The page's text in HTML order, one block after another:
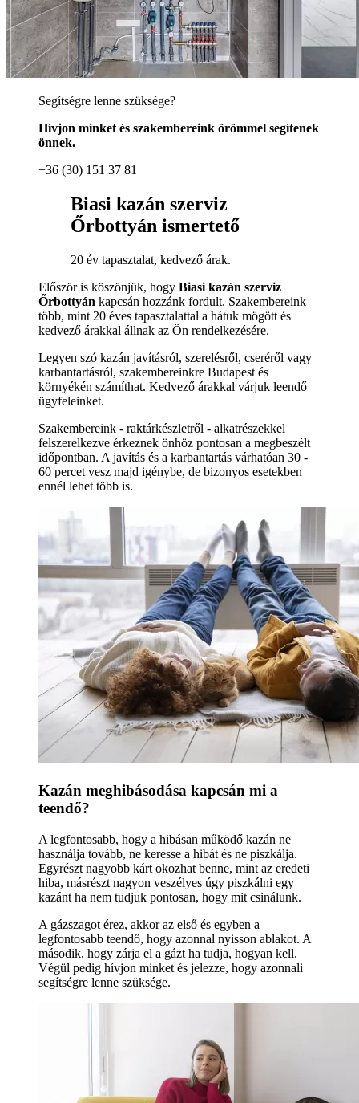
Segítségre lenne szüksége?
Hívjon minket és szakembereink örömmel segítenek
önnek.
+36 (30) 151 37 81
Biasi kazán szerviz
Őrbottyán ismertető
20 év tapasztalat, kedvező árak.
Először is köszönjük, hogy Biasi kazán szerviz
Őrbottyán kapcsán hozzánk fordult. Szakembereink
több, mint 20 éves tapasztalattal a hátuk mögött és
kedvező árakkal állnak az Ön rendelkezésére.
Legyen szó kazán javításról, szerelésről, cseréről vagy
karbantartásról, szakembereinkre Budapest és
környékén számíthat. Kedvező árakkal várjuk leendő
ügyfeleinket.
Szakembereink - raktárkészletről - alkatrészekkel
felszerelkezve érkeznek önhöz pontosan a megbeszélt
időpontban. A javítás és a karbantartás várhatóan 30 -
60 percet vesz majd igénybe, de bizonyos esetekben
ennél lehet több is.
Kazán meghibásodása kapcsán mi a
teendő?
A legfontosabb, hogy a hibásan működő kazán ne
használja tovább, ne keresse a hibát és ne piszkálja.
Egyrészt nagyobb kárt okozhat benne, mint az eredeti
hiba, másrészt nagyon veszélyes úgy piszkálni egy
kazánt ha nem tudjuk pontosan, hogy mit csinálunk.
A gázszagot érez, akkor az első és egyben a
legfontosabb teendő, hogy azonnal nyisson ablakot. A
második, hogy zárja el a gázt ha tudja, hogyan kell.
Végül pedig hívjon minket és jelezze, hogy azonnali
segítségre lenne szüksége.